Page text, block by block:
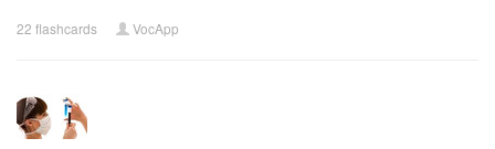
22 flashcards VocApp